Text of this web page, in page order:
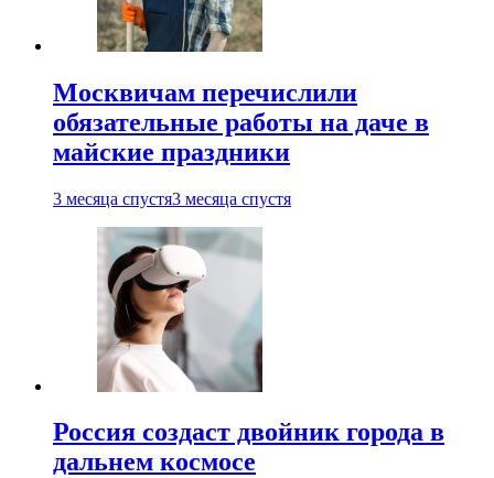
Москвичам перечислили
обязательные работы на даче в
майские праздники
3 месяца спустя3 месяца спустя
Россия создаст двойник города в
дальнем космосе